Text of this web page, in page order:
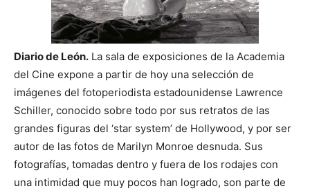
Diario de León. La sala de exposiciones de la Academia
del Cine expone a partir de hoy una selección de
imágenes del fotoperiodista estadounidense Lawrence
Schiller, conocido sobre todo por sus retratos de las
grandes figuras del ‘star system’ de Hollywood, y por ser
autor de las fotos de Marilyn Monroe desnuda. Sus
fotografías, tomadas dentro y fuera de los rodajes con
una intimidad que muy pocos han logrado, son parte de